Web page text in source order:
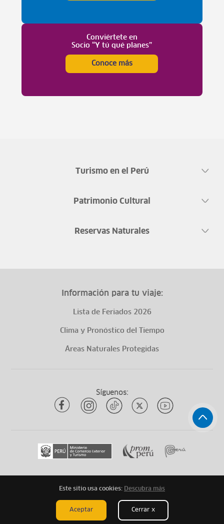
Conviértete en
Socio “Y tú qué planes”
Conoce más
Turismo en el Perú
Patrimonio Cultural
Reservas Naturales
Información para tu viaje:
Lista de Feriados 2026
Clima y Pronóstico del Tiempo
Áreas Naturales Protegidas
Síguenos:
Todos los derechos reservadosytuqueplanes 2026
Mapa de Sitio Aviso Legal Términos Legales
Este sitio usa cookies: Descubra más
Aceptar Cerrar x